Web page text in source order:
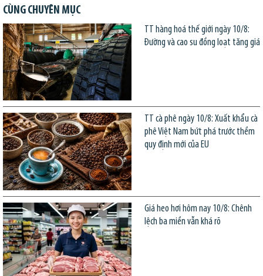
CÙNG CHUYÊN MỤC
TT hàng hoá thế giới ngày 10/8:
Đường và cao su đồng loạt tăng giá
TT cà phê ngày 10/8: Xuất khẩu cà
phê Việt Nam bứt phá trước thềm
quy định mới của EU
Giá heo hơi hôm nay 10/8: Chênh
lệch ba miền vẫn khá rõ